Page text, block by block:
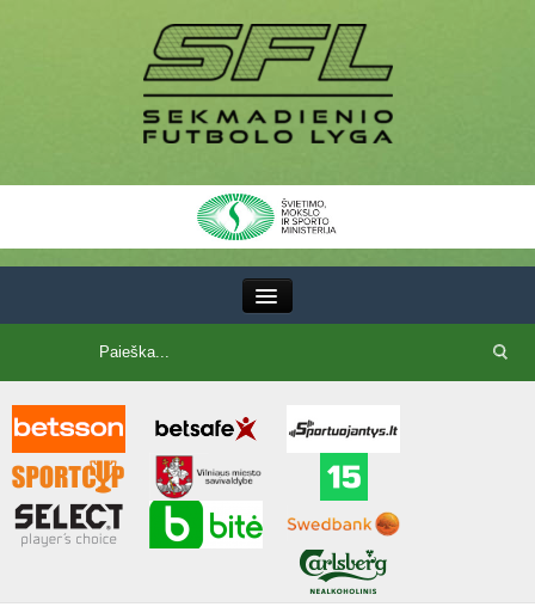
SFL taurė
7x7 CUP